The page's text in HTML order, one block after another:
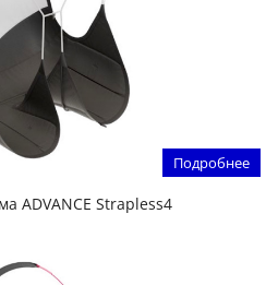
Подробнее
ADVANCE Strapless4